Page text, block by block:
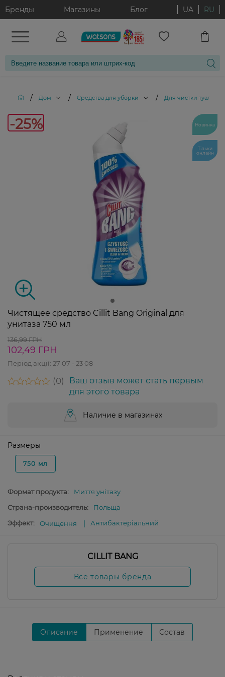
Бренды Магазины Блог UA RU
/ Дом / Средства для уборки / Для чистки туалета
-25% Новинка
Тільки
онлайн
Чистящее средство Cillit Bang Original для
унитаза 750 мл
136,99 ГРН
102,49 ГРН
Період акції: 27 07 - 23 08
0
Ваш отзыв может стать первым
для этого товара
Наличие в магазинах
Размеры
750 мл
Формат продукта:
Миття унітазу
Страна-производитель:
Польща
Эффект:
Очищення Антибактеріальний
CILLIT BANG
Все товары бренда
Описание Применение Состав